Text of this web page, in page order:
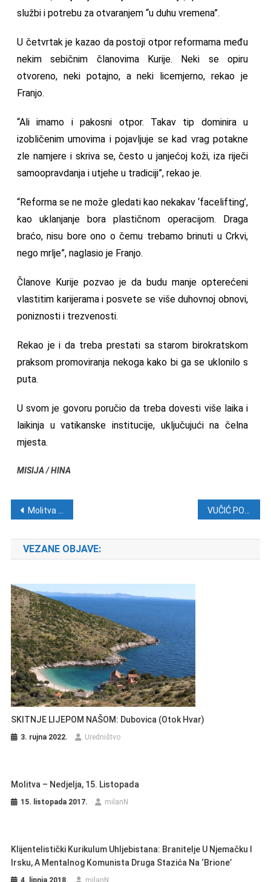
službi i potrebu za otvaranjem “u duhu vremena”.
U četvrtak je kazao da postoji otpor reformama među
nekim sebičnim članovima Kurije. Neki se opiru
otvoreno, neki potajno, a neki licemjerno, rekao je
Franjo.
“Ali imamo i pakosni otpor. Takav tip dominira u
izobličenim umovima i pojavljuje se kad vrag potakne
zle namjere i skriva se, često u janjećoj koži, iza riječi
samoopravdanja i utjehe u tradiciji”, rekao je.
“Reforma se ne može gledati kao nekakav ‘facelifting’,
kao uklanjanje bora plastičnom operacijom. Draga
braćo, nisu bore ono o čemu trebamo brinuti u Crkvi,
nego mrlje”, naglasio je Franjo.
Članove Kurije pozvao je da budu manje opterećeni
vlastitim karijerama i posvete se više duhovnoj obnovi,
poniznosti i trezvenosti.
Rekao je i da treba prestati sa starom birokratskom
praksom promoviranja nekoga kako bi ga se uklonilo s
puta.
U svom je govoru poručio da treba dovesti više laika i
laikinja u vatikanske institucije, uključujući na čelna
mjesta.
MISIJA / HINA
Navigacija objava
Molitva – Petak, 23. prosinca
VEZANE OBJAVE:
SKITNJE LIJEPOM NAŠOM: Dubovica (otok Hvar)
3. rujna 2022. Uredništvo
Molitva – Nedjelja, 15. Listopada
15. listopada 2017. milanN
Klijentelistički Kurikulum Uhljebistana: Branitelje U Njemačku I
Irsku, A Mentalnog Komunista Druga Stazića Na ‘Brione’
4. lipnja 2018. milanN